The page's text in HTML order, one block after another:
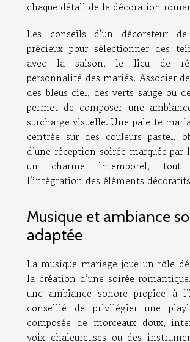
chaque détail de la décoration
Les conseils d’un décorateur
précieux pour sélectionner des
avec la saison, le lieu de
personnalité des mariés. Associer
des bleus ciel, des verts sauge ou
permet de composer une
surcharge visuelle. Une palette
centrée sur des couleurs pastel,
d’une réception soirée marquée
un charme intemporel,
l’intégration des éléments
Musique et ambiance
adaptée
La musique mariage joue un rôle
la création d’une soirée
une ambiance sonore propice à
conseillé de privilégier une
composée de morceaux doux,
voix chaleureuses ou des